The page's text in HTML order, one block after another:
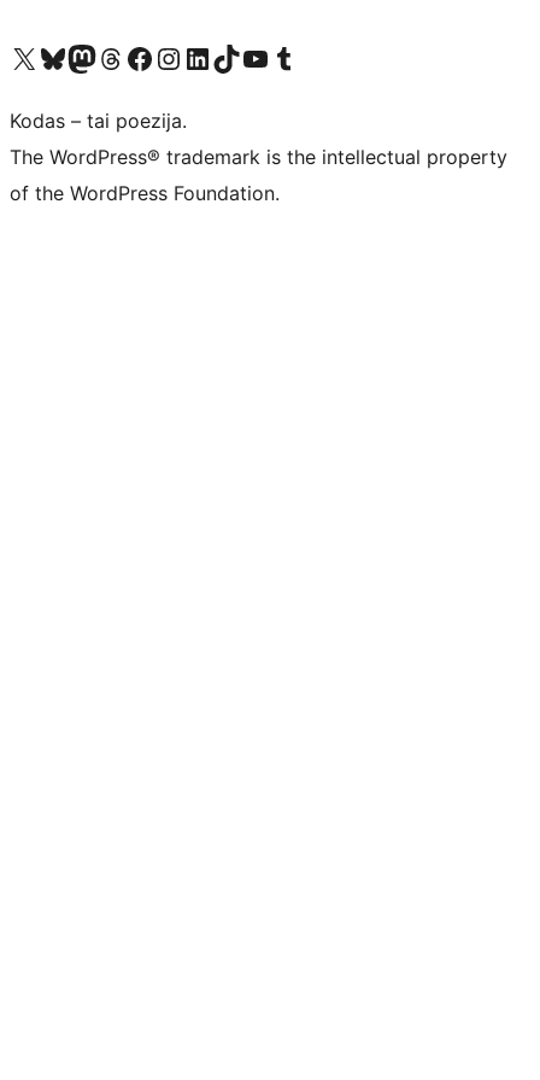
Visit our X (formerly Twitter) account
Apsilankykite mūsų Bluesky paskyroje
Visit our Mastodon account
Apsilankykite mūsų Threads paskyroje
Visit our Facebook page
Visit our Instagram account
Visit our LinkedIn account
Apsilankykite mūsų TikTok paskyroje
Visit our YouTube channel
Apsilankykite mūsų Tumblr paskyroje
Kodas – tai poezija.
The WordPress® trademark is the intellectual property
of the WordPress Foundation.